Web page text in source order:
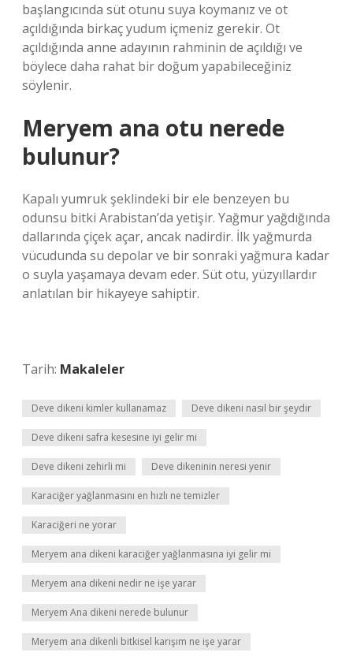
başlangıcında süt otunu suya koymanız ve ot
açıldığında birkaç yudum içmeniz gerekir. Ot
açıldığında anne adayının rahminin de açıldığı ve
böylece daha rahat bir doğum yapabileceğiniz
söylenir.
Meryem ana otu nerede
bulunur?
Kapalı yumruk şeklindeki bir ele benzeyen bu
odunsu bitki Arabistan’da yetişir. Yağmur yağdığında
dallarında çiçek açar, ancak nadirdir. İlk yağmurda
vücudunda su depolar ve bir sonraki yağmura kadar
o suyla yaşamaya devam eder. Süt otu, yüzyıllardır
anlatılan bir hikayeye sahiptir.
Tarih: Makaleler
Deve dikeni kimler kullanamaz Deve dikeni nasıl bir şeydir
Deve dikeni safra kesesine iyi gelir mi
Deve dikeni zehirli mi Deve dikeninin neresi yenir
Karaciğer yağlanmasını en hızlı ne temizler
Karaciğeri ne yorar
Meryem ana dikeni karaciğer yağlanmasına iyi gelir mi
Meryem ana dikeni nedir ne işe yarar
Meryem Ana dikeni nerede bulunur
Meryem ana dikenli bitkisel karışım ne işe yarar